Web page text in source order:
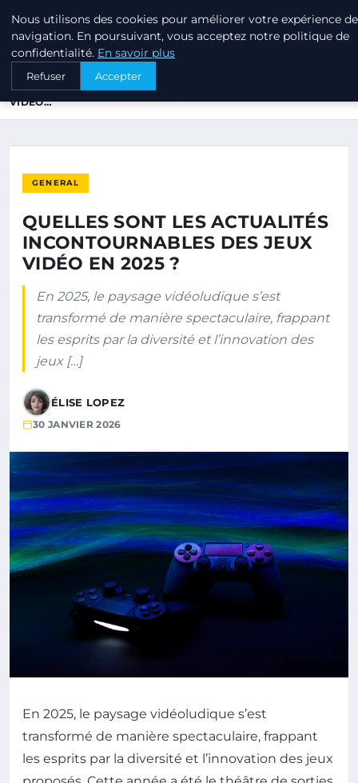
ANNUAIRE3 ANNUAIRE3D
ACCUEIL
GENERAL
QUELLES SONT LES ACTUALITÉS INCONTOURNABLES DES JEUX
VIDÉO…
GENERAL
QUELLES SONT LES ACTUALITÉS
INCONTOURNABLES DES JEUX
VIDÉO EN 2025 ?
En 2025, le paysage vidéoludique s’est
transformé de manière spectaculaire, frappant
les esprits par la diversité et l’innovation des
jeux […]
ÉLISE LOPEZ
30 JANVIER 2026
En 2025, le paysage vidéoludique s’est
transformé de manière spectaculaire, frappant
les esprits par la diversité et l’innovation des jeux
Nous utilisons des cookies pour améliorer votre expérience de
navigation. En poursuivant, vous acceptez notre politique de
confidentialité. En savoir plus
Refuser Accepter